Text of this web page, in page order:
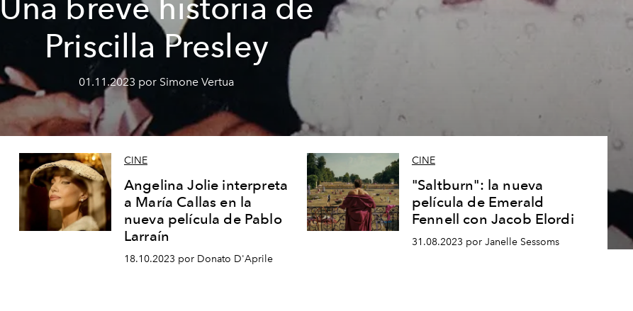
Una breve historia de
Priscilla Presley
01.11.2023 por Simone Vertua
CINE
Angelina Jolie interpreta
a María Callas en la
nueva película de Pablo
Larraín
18.10.2023 por Donato D'Aprile
CINE
"Saltburn": la nueva
película de Emerald
Fennell con Jacob Elordi
31.08.2023 por Janelle Sessoms